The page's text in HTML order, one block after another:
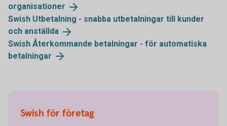
organisationer
Swish Utbetalning - snabba utbetalningar till kunder
och anställda
Swish Återkommande betalningar - för automatiska
betalningar
Swish för företag